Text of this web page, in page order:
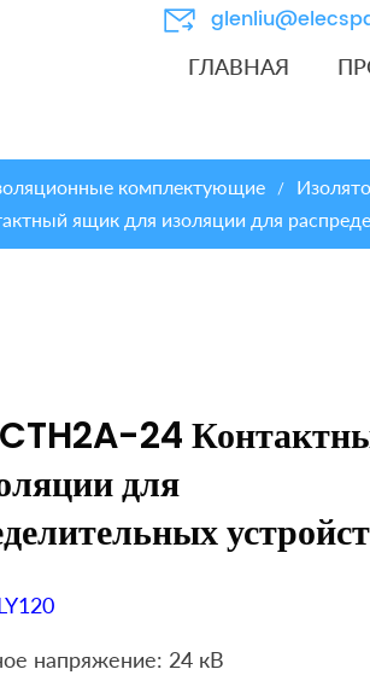
ГЛАВНАЯ
комплектующие /
ящик для изоляции для
CTH2A-24
для
напряжение: 24 кВ